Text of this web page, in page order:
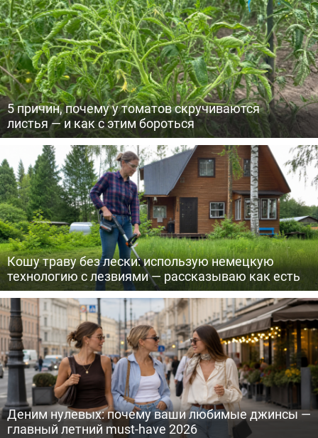
5 причин, почему у томатов скручиваются
листья — и как с этим бороться
Кошу траву без лески: использую немецкую
технологию с лезвиями — рассказываю как есть
Деним нулевых: почему ваши любимые джинсы —
главный летний must-have 2026